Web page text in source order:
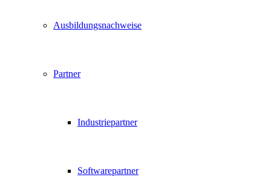
Ausbildungsnachweise
Partner
Industriepartner
Softwarepartner